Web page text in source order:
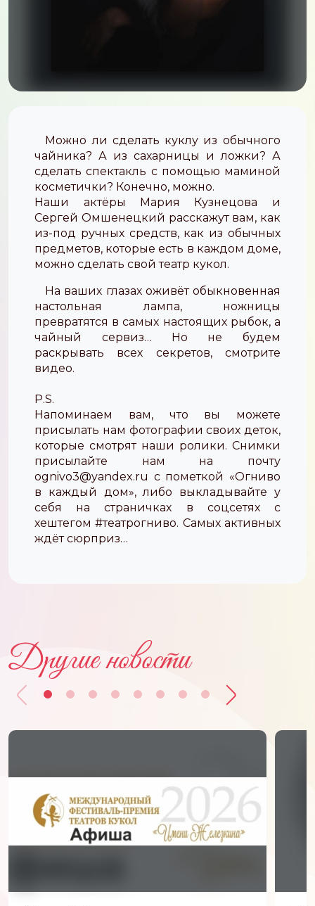
Можно ли сделать куклу из обычного
чайника? А из сахарницы и ложки? А
сделать спектакль с помощью маминой
косметички? Конечно, можно.
Наши актёры Мария Кузнецова и
Сергей Омшенецкий расскажут вам, как
из-под ручных средств, как из обычных
предметов, которые есть в каждом доме,
можно сделать свой театр кукол.
На ваших глазах оживёт обыкновенная
настольная лампа, ножницы
превратятся в самых настоящих рыбок, а
чайный сервиз… Но не будем
раскрывать всех секретов, смотрите
видео.
P.S.
Напоминаем вам, что вы можете
присылать нам фотографии своих деток,
которые смотрят наши ролики. Снимки
присылайте нам на почту
ognivo3@yandex.ru c пометкой «Огниво
в каждый дом», либо выкладывайте у
себя на страничках в соцсетях с
хештегом #театрогниво. Самых активных
ждёт сюрприз…
Другие новости